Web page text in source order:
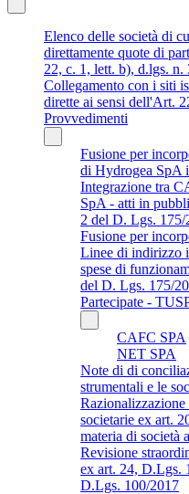
Elenco delle società di
direttamente quote di
22, c. 1, lett. b), d.lgs. n.
Collegamento con i siti
dirette ai sensi dell'Art.
Provvedimenti
Fusione per
di Hydrogea SpA
Integrazione tra
SpA - atti in
2 del D. Lgs. 175/
Fusione per
Linee di indirizzo
spese di
del D. Lgs. 175/
Partecipate -
CAFC SPA
NET SPA
Note di di
strumentali e le
societarie ex art.
materia di società
Revisione
ex art. 24, D.Lgs.
D.Lgs. 100/2017